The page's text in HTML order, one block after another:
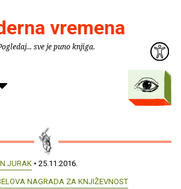
vremena
sve je puno knjiga.
JURAK • 25.11.2016.
NAGRADA ZA KNJIŽEVNOST